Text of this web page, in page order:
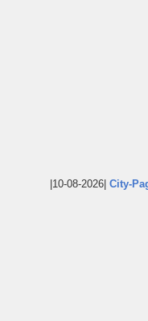
|10-08-2026| City-